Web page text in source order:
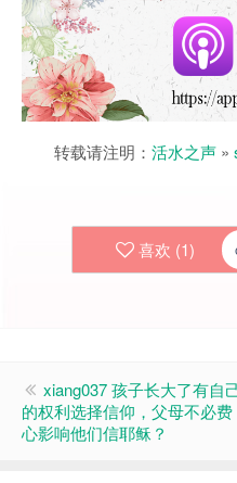
转载请注明： 活水之声 »
喜欢 (1)
xiang037 孩子长大了有自
的权利选择信仰，父母不必费
心影响他们信耶稣？